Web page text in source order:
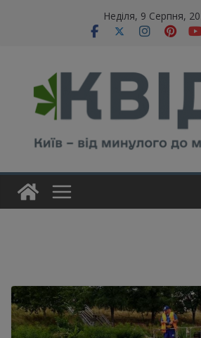
Неділя, 9 Серпня,
modal-